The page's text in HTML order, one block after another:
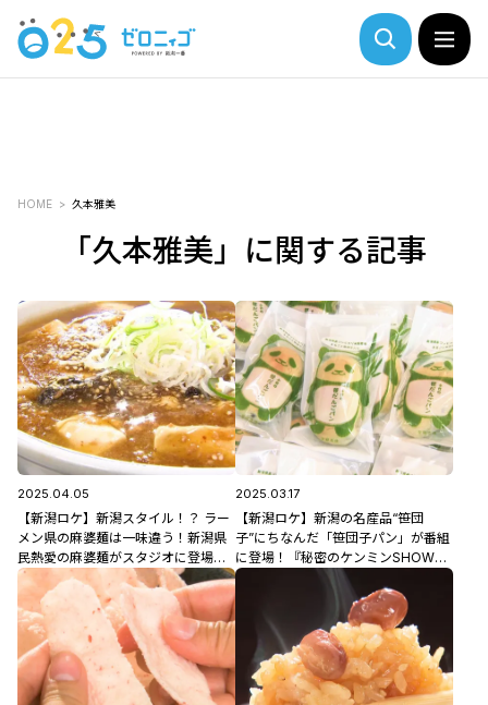
HOME 久本雅美
「久本雅美」に関する記事
2025.04.05
【新潟ロケ】新潟スタイル！？ ラー
メン県の麻婆麺は一味違う！新潟県
民熱愛の麻婆麺がスタジオに登場！
「秘密のケンミンSHOW極」4月10
日(木)よる9時放送！
2025.03.17
【新潟ロケ】新潟の名産品“笹団
子”にちなんだ「笹団子パン」が番組
に登場！『秘密のケンミンSHOW
極』3月20日(木･祝)よる9時放送！